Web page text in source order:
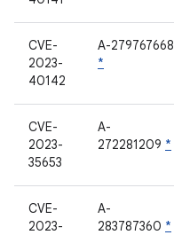
CVE-
2023-
40142
A-279767668
*
CVE-
2023-
35653
A-
272281209 *
CVE-
2023-
A-
283787360 *